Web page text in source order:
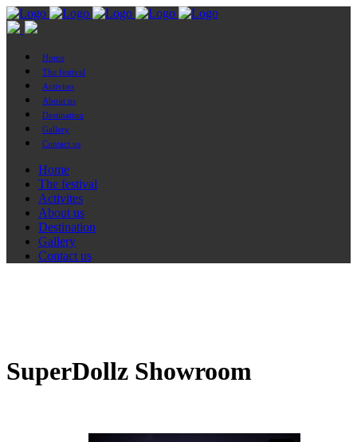
Home
The festival
Activites
About us
Destination
Gallery
Contact us
Home
The festival
Activites
About us
Destination
Gallery
Contact us
SuperDollz Showroom